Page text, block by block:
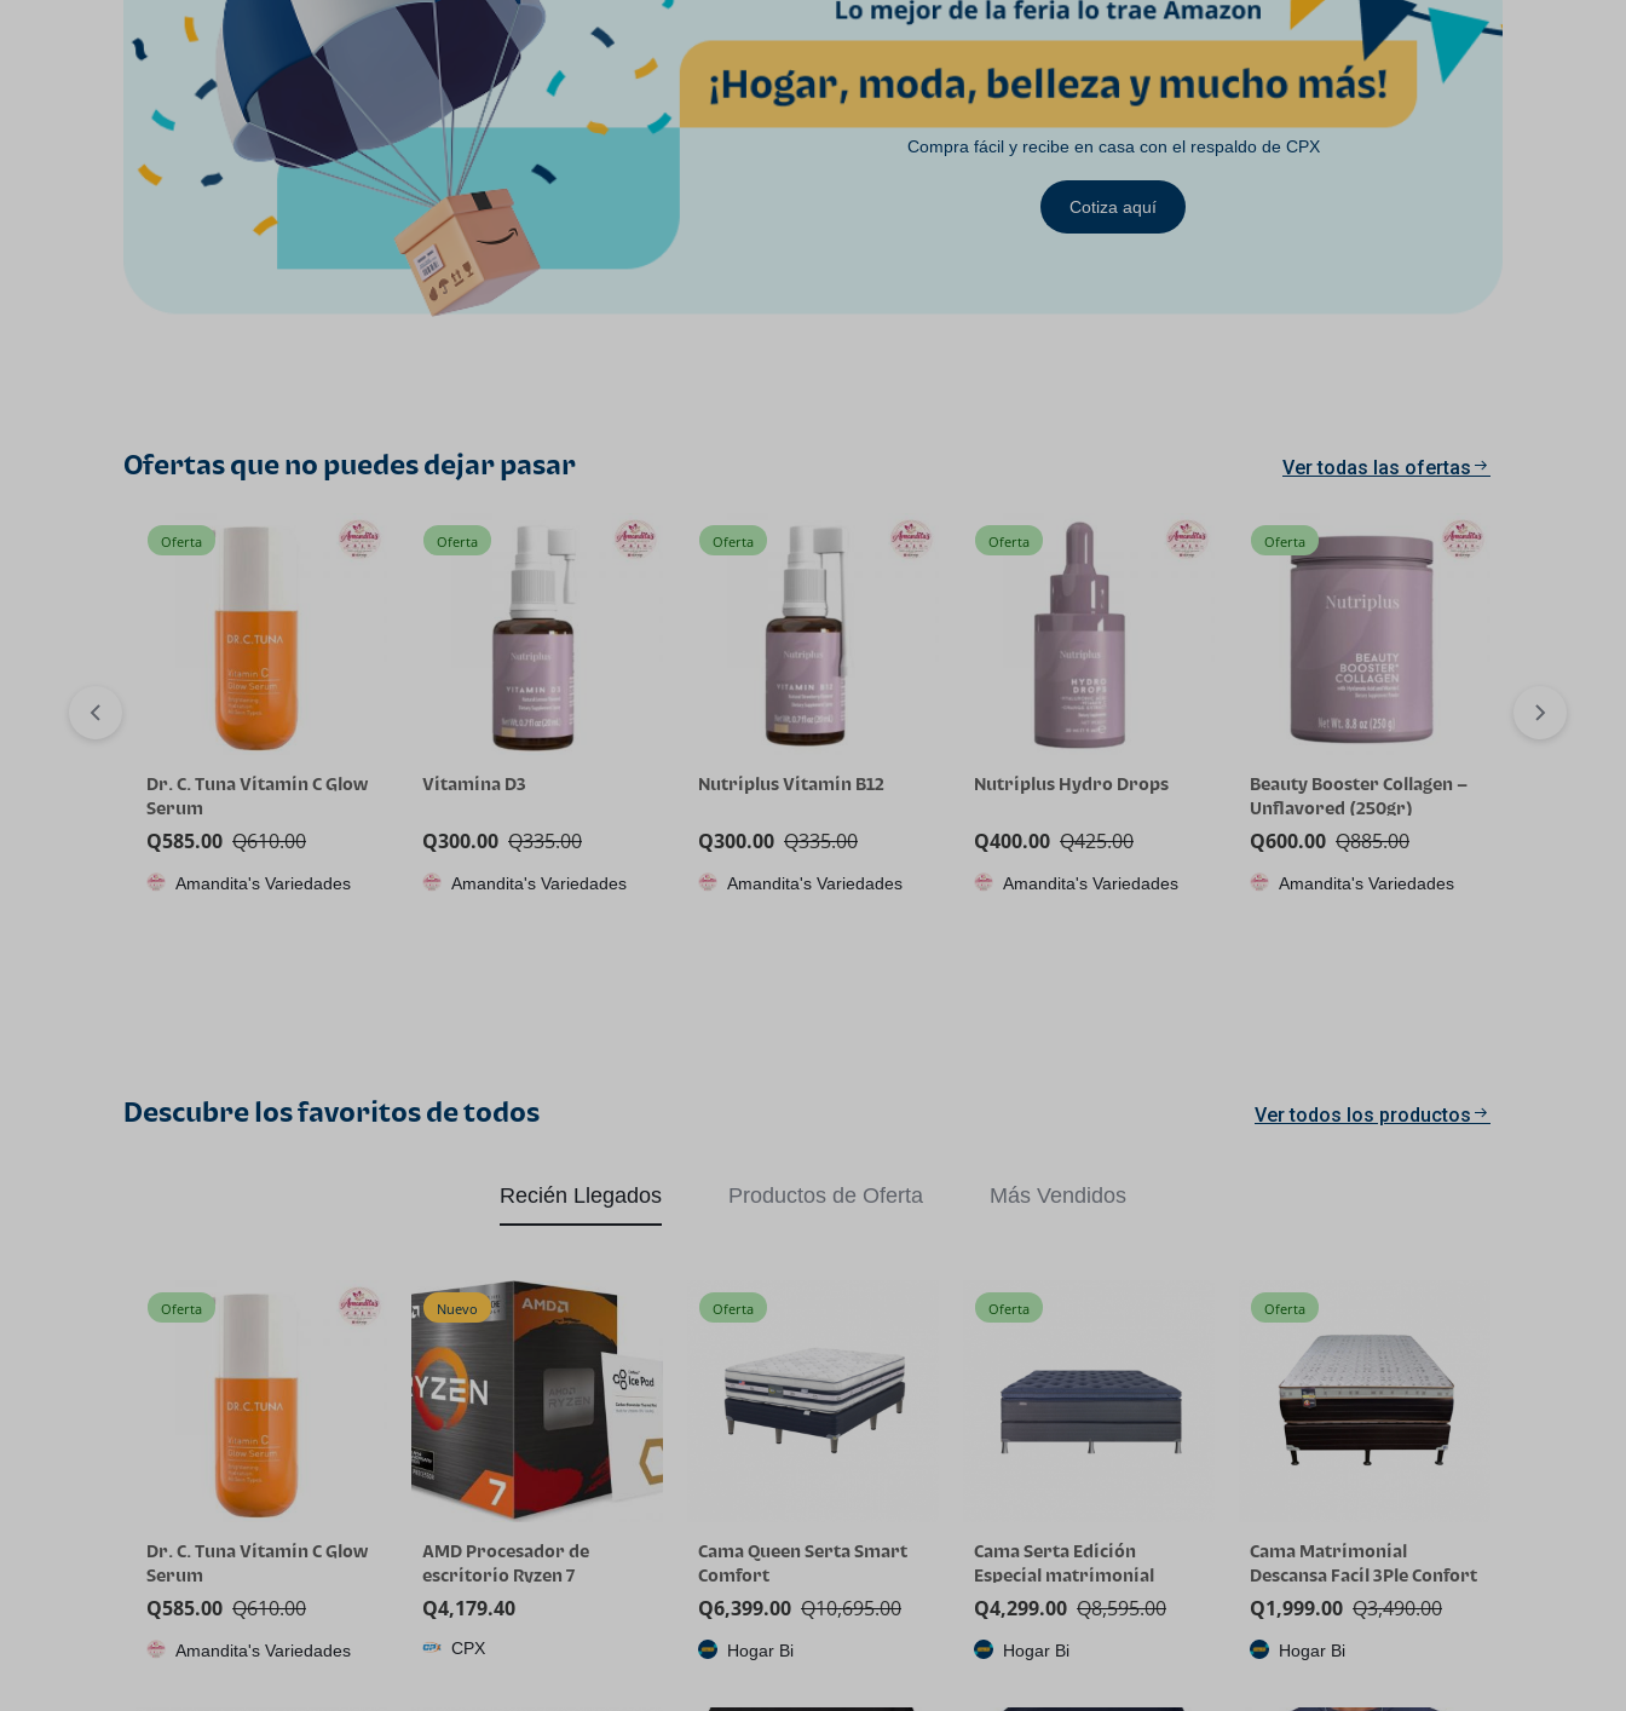
Compra fácil y recibe en casa con el respaldo de CPX
Cotiza aquí
Ofertas que no puedes dejar pasar Ver todas las ofertas
Oferta
Dr. C. Tuna Vitamin C Glow
Serum
Q610.00
Q585.00
Amandita's Variedades
Oferta
Vitamina D3
Q335.00
Q300.00
Amandita's Variedades
Oferta
Nutriplus Vitamin B12
Q335.00
Q300.00
Amandita's Variedades
Oferta
Nutriplus Hydro Drops
Q425.00
Q400.00
Amandita's Variedades
Oferta
Beauty Booster Collagen –
Unflavored (250gr)
Q885.00
Q600.00
Amandita's Variedades
Descubre los favoritos de todos Ver todos los productos
Recién Llegados Productos de Oferta Más Vendidos
Oferta
Dr. C. Tuna Vitamin C Glow
Serum
Q610.00
Q585.00
Amandita's Variedades
Nuevo
AMD Procesador de
escritorio Ryzen 7
5800X3D de 8 núcleos y 16
hilos con tecnología AMD
3D V-Cache
Q4,179.40
CPX
Oferta
Cama Queen Serta Smart
Comfort
Q10,695.00
Q6,399.00
Hogar Bi
Oferta
Cama Serta Edición
Especial matrimonial
Q8,595.00
Q4,299.00
Hogar Bi
Oferta
Cama Matrimonial
Descansa Facil 3Ple Confort
Q3,490.00
Q1,999.00
Hogar Bi